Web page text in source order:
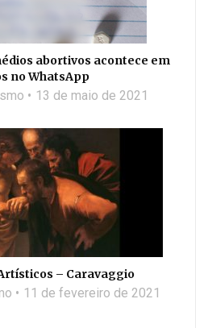
abortivos acontece em
no WhatsApp
13 de maio de 2021
– Caravaggio
11 de fevereiro de 2021